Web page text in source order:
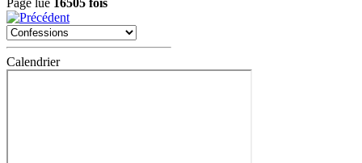
Page lue 16505 fois
Calendrier